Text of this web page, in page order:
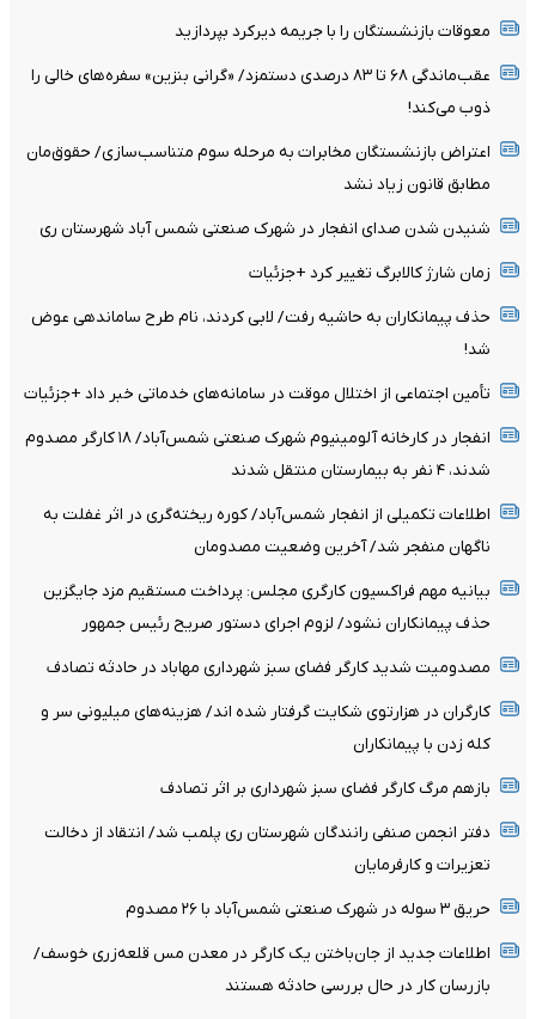
معوقات بازنشستگان را با جریمه دیرکرد بپردازید
عقب‌ماندگی ۶۸ تا ۸۳ درصدی دستمزد/ «گرانی بنزین» سفره‌های خالی را
ذوب می‌کند!
اعتراض بازنشستگان مخابرات به مرحله سوم متناسب‌سازی/ حقوق‌مان
مطابق قانون زیاد نشد
شنیدن شدن صدای انفجار در شهرک صنعتی شمس آباد شهرستان ری
زمان شارژ کالابرگ تغییر کرد +جزئیات
حذف پیمانکاران به حاشیه رفت/ لابی کردند، نام طرح ساماندهی عوض
شد!
تأمین اجتماعی از اختلال موقت در سامانه‌های خدماتی خبر داد +جزئیات
انفجار در کارخانه آلومینیوم شهرک صنعتی شمس‌آباد/ ۱۸ کارگر مصدوم
شدند، ۴ نفر به بیمارستان منتقل شدند
اطلاعات تکمیلی از انفجار شمس‌آباد/ کوره ریخته‌گری در اثر غفلت به
ناگهان منفجر شد/ آخرین وضعیت مصدومان
بیانیه مهم فراکسیون کارگری مجلس: پرداخت مستقیم مزد جایگزین
حذف پیمانکاران نشود/ لزوم اجرای دستور صریح رئیس جمهور
مصدومیت شدید کارگر فضای سبز شهرداری مهاباد در حادثه تصادف
کارگران در هزارتوی شکایت گرفتار شده اند/ هزینه‌های میلیونی سر و
کله زدن با پیمانکاران
بازهم مرگ کارگر فضای سبز شهرداری بر اثر تصادف
دفتر انجمن صنفی رانندگان شهرستان ری پلمب شد/ انتقاد از دخالت
تعزیرات و کارفرمایان
حریق ۳ سوله در شهرک صنعتی شمس‌آباد با ۲۶ مصدوم
اطلاعات جدید از جان‌باختن یک کارگر در معدن مس قلعه‌زری خوسف/
بازرسان کار در حال بررسی حادثه هستند